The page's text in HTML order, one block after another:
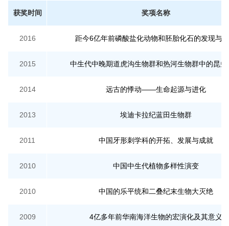
获奖时间 奖项名称
2016 距今6亿年前磷酸盐化动物和胚胎化石的发现与
2015 中生代中晚期道虎沟生物群和热河生物群中的昆虫
2014 远古的悸动——生命起源与进化
2013 埃迪卡拉纪蓝田生物群
2011 中国牙形刺学科的开拓、发展与成就
2010 中国中生代植物多样性演变
2010 中国的乐平统和二叠纪末生物大灭绝
2009 4亿多年前华南海洋生物的宏演化及其意义